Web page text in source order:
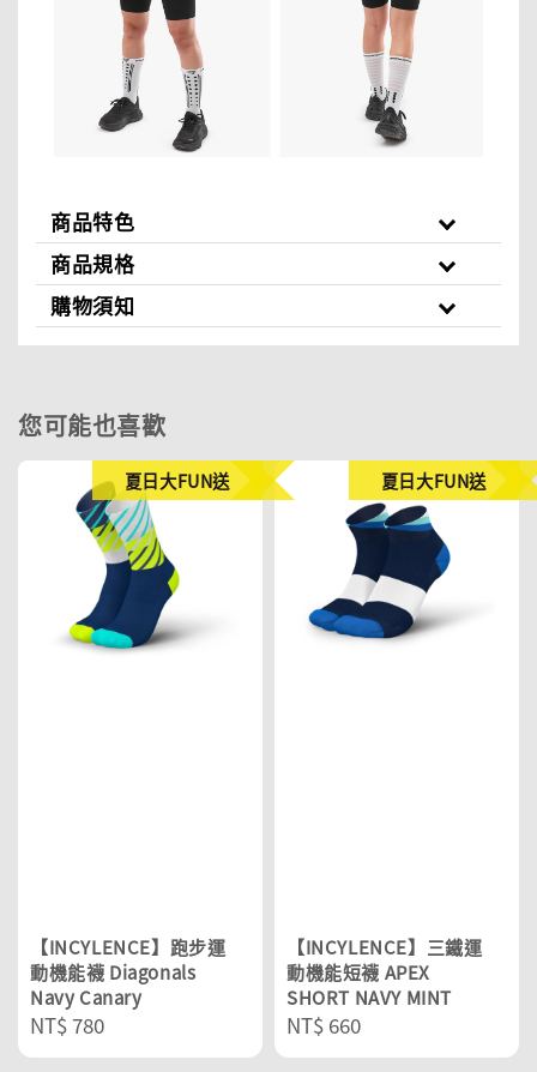
商品特色
商品規格
購物須知
您可能也喜歡
夏日大FUN送
【INCYLENCE】跑步運
動機能襪 Diagonals
Navy Canary
Regular
price
NT$ 780
夏日大FUN送
【INCYLENCE】三鐵運
動機能短襪 APEX
SHORT NAVY MINT
Regular
price
NT$ 660